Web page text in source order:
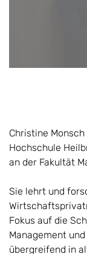
Christine
Hochschule
an der Fakultät
Sie lehrt und
Fokus auf die
Management
übergreifend in